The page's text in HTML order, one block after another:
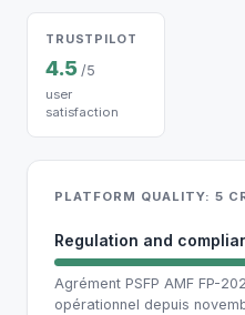
TRUSTPILOT
4.5 /5
user
satisfaction
PLATFORM QUALITY: 5
Regulation and
Agrément PSFP AMF FP-
opérationnel depuis